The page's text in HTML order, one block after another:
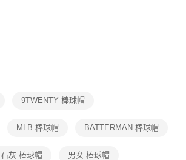
將收到繳費通知簡訊。
14天內，點擊此簡訊中的連結，可透過四大超商／
方式進行付款，方視為交易完成。
先享後付 」之結帳頁面顯示為準，若有關於
取消欲退款等相關疑問，請聯繫「AFTEE先享後付
support/home
份有限公司提供之「AFTEE先享後付」服務完成之交
有限公司。
含以上)免運費
9TWENTY 棒球帽
MLB 棒球帽 BATTERMAN 棒球帽
石灰 棒球帽 男女 棒球帽